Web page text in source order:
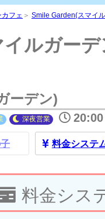
カフェ ＞ Smile Garden(スマイ
ルガー
ーデン)
深夜営業
料金システ
料金シス